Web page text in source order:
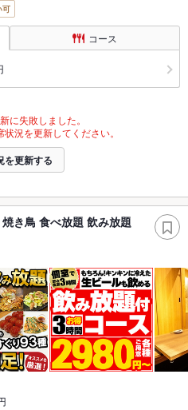
可
コース
に失敗しました。
況を更新してください。
を更新する
き鳥 食べ放題 飲み放題